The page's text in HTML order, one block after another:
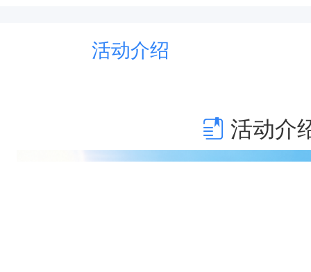
活动介绍
活动介